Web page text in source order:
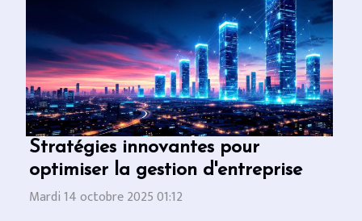
Stratégies innovantes pour
optimiser la gestion d'entreprise
Mardi 14 octobre 2025 01:12